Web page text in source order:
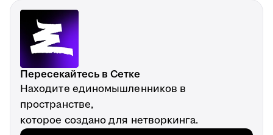
Пересекайтесь в Сетке
Находите единомышленников в
пространстве,
которое создано для нетворкинга.